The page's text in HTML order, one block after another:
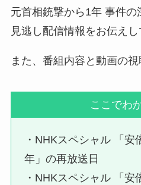
元首相銃撃から1年 事件の
見逃し配信情報をお伝えし
また、番組内容と動画の視
ここでわ
・NHKスペシャル 「安
年」の再放送日
・NHKスペシャル 「安